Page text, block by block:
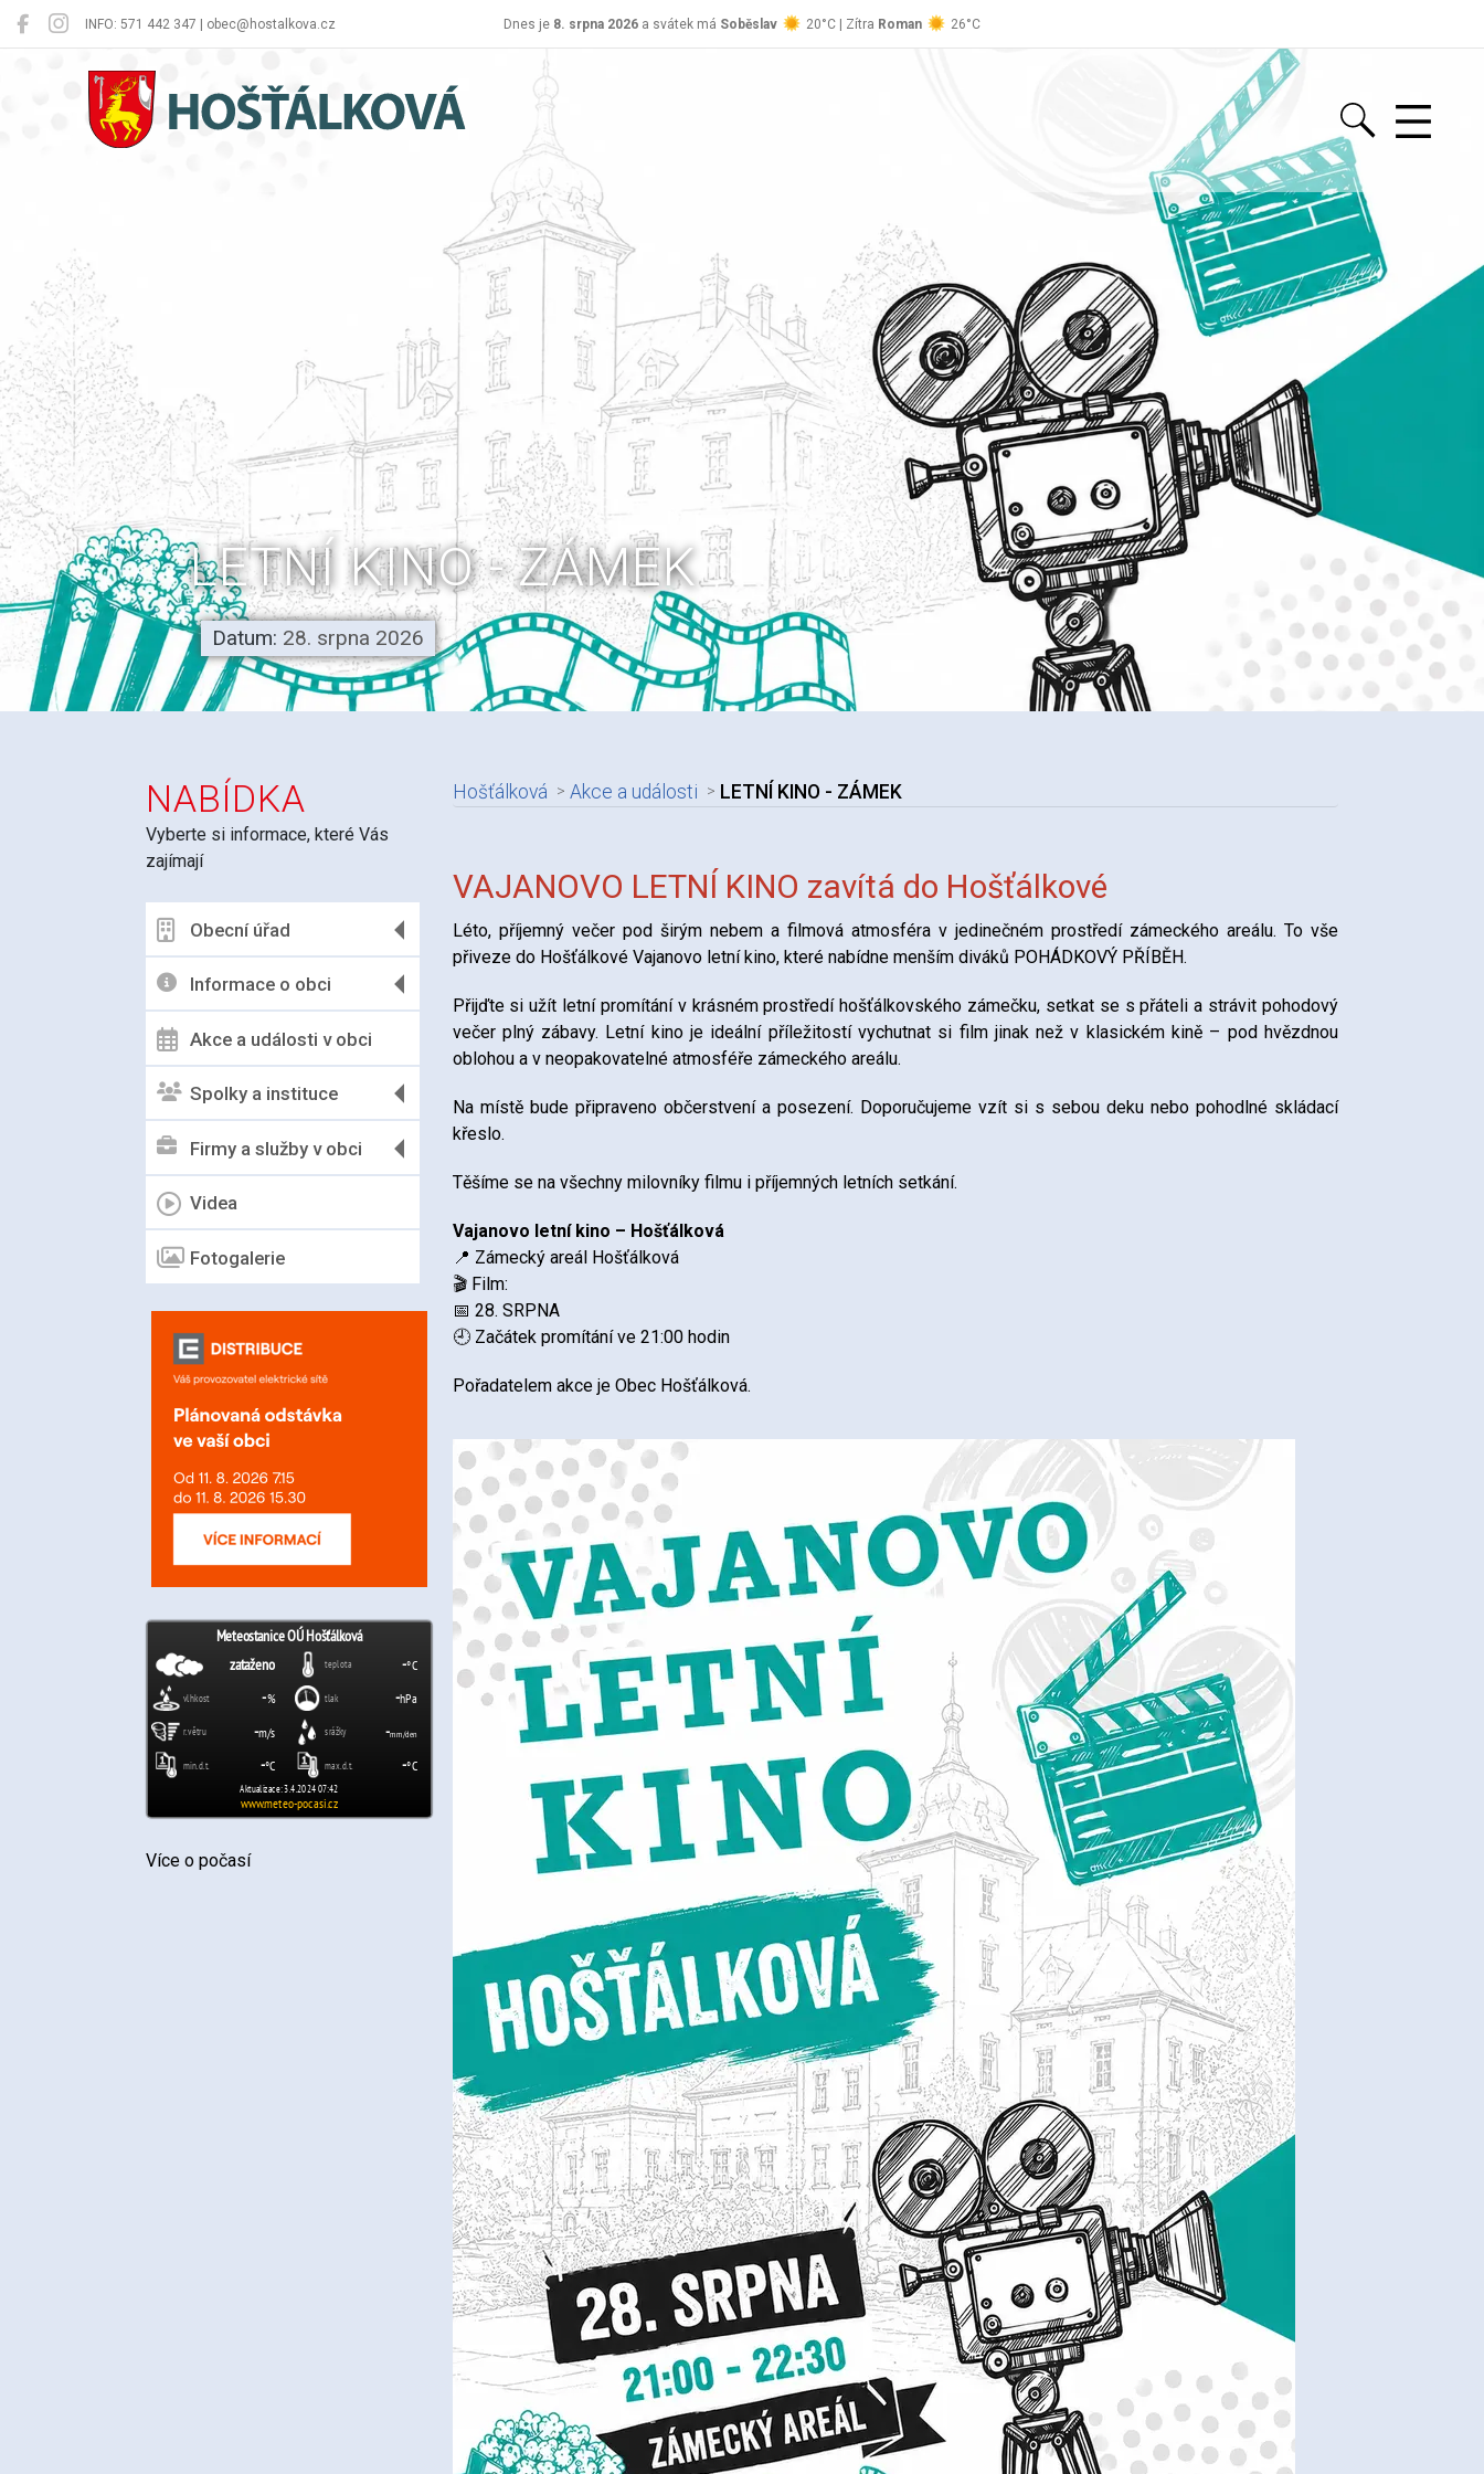
INFO: 571 442 347 | obec@hostalkova.cz Dnes je 8. srpna 2026 a svátek má Soběslav 20°C | Zítra Roman 26°C
Hošťálková
LETNÍ KINO - ZÁMEK
Datum: 28. srpna 2026
NABÍDKA
Vyberte si informace, které Vás
zajímají
Obecní úřad
Informace o obci
Akce a události v obci
Spolky a instituce
Firmy a služby v obci
Videa
Fotogalerie
Více o počasí
Hošťálková Akce a události LETNÍ KINO - ZÁMEK
Nadpis článku
VAJANOVO LETNÍ KINO zavítá do Hošťálkové
Léto, příjemný večer pod širým nebem a filmová atmosféra v jedinečném prostředí zámeckého areálu. To vše
přiveze do Hošťálkové Vajanovo letní kino, které nabídne menším diváků POHÁDKOVÝ PŘÍBĚH.
Přijďte si užít letní promítání v krásném prostředí hošťálkovského zámečku, setkat se s přáteli a strávit pohodový
večer plný zábavy. Letní kino je ideální příležitostí vychutnat si film jinak než v klasickém kině – pod hvězdnou
oblohou a v neopakovatelné atmosféře zámeckého areálu.
Na místě bude připraveno občerstvení a posezení. Doporučujeme vzít si s sebou deku nebo pohodlné skládací
křeslo.
Těšíme se na všechny milovníky filmu i příjemných letních setkání.
Vajanovo letní kino – Hošťálková
📍 Zámecký areál Hošťálková
🎬 Film:
📅 28. SRPNA
🕘 Začátek promítání ve 21:00 hodin
Pořadatelem akce je Obec Hošťálková.